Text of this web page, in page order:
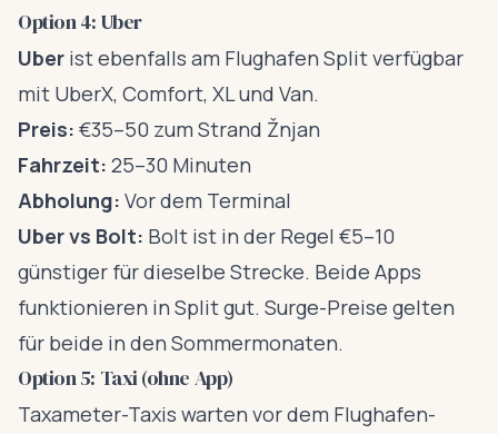
Option 4: Uber
Uber ist ebenfalls am Flughafen Split verfügbar
mit UberX, Comfort, XL und Van.
Preis: €35–50 zum Strand Žnjan
Fahrzeit: 25–30 Minuten
Abholung: Vor dem Terminal
Uber vs Bolt: Bolt ist in der Regel €5–10
günstiger für dieselbe Strecke. Beide Apps
funktionieren in Split gut. Surge-Preise gelten
für beide in den Sommermonaten.
Option 5: Taxi (ohne App)
Taxameter-Taxis warten vor dem Flughafen-